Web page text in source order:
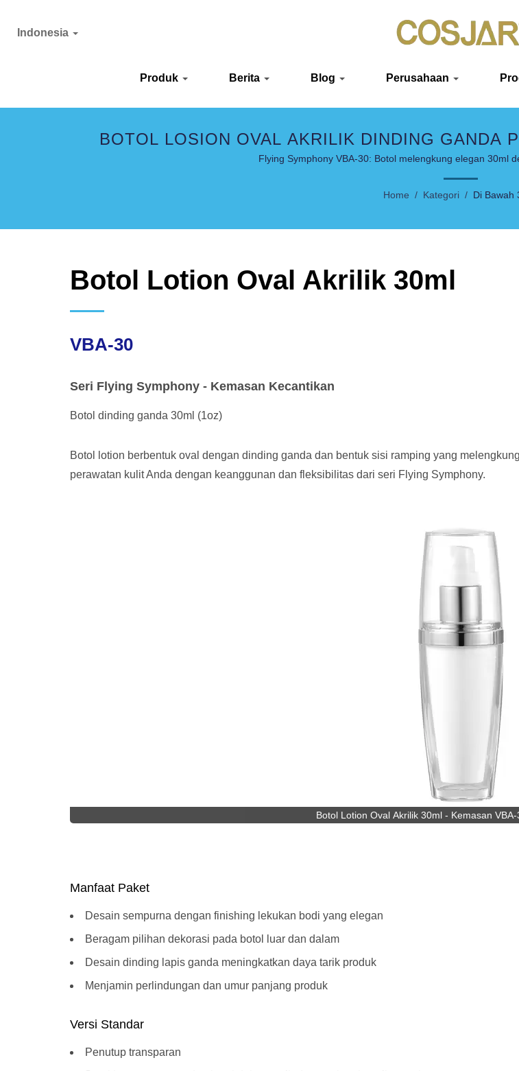
Produk Berita Blog Perusahaan
Indonesia
BOTOL LOSION OVAL AKRILIK DINDING GANDA
MEWAH
Flying Symphony VBA-30: Botol melengkung elegan 30ml
Home / Kategori / Di Bawah
Botol Lotion Oval Akrilik 30ml - Kemasan
Botol Lotion Oval Akrilik 30ml
VBA-30
Seri Flying Symphony - Kemasan Kecantikan
Botol dinding ganda 30ml (1oz)
Botol lotion berbentuk oval dengan dinding ganda dan bentuk sisi ramping yang
perawatan kulit Anda dengan keanggunan dan fleksibilitas dari seri Flying Symphony.
Manfaat Paket
Desain sempurna dengan finishing lekukan bodi yang elegan
Beragam pilihan dekorasi pada botol luar dan dalam
Desain dinding lapis ganda meningkatkan daya tarik produk
Menjamin perlindungan dan umur panjang produk
Versi Standar
Penutup transparan